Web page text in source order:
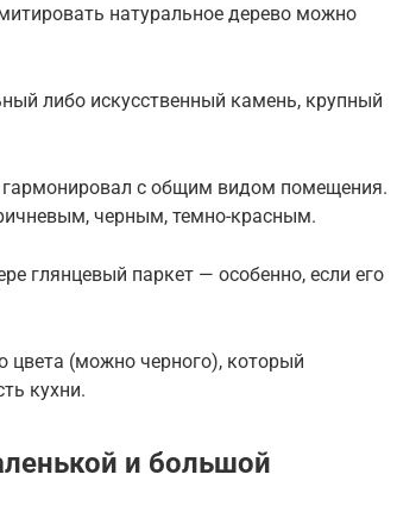
натуральное дерево можно
либо искусственный камень, крупный
гармонировал с общим видом помещения.
черным, темно-красным.
глянцевый паркет — особенно, если его
цвета (можно черного), который
кухни.
и большой